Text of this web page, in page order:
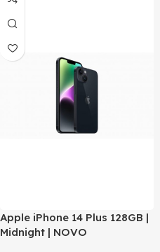
Apple iPhone 14 Plus 128GB |
Midnight | NOVO